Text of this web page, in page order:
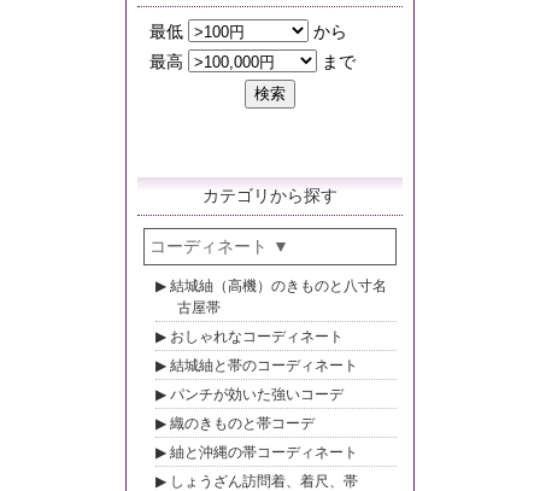
カテゴリから探す
コーディネート
結城紬（高機）のきものと八寸名
古屋帯
おしゃれなコーディネート
結城紬と帯のコーディネート
パンチが効いた強いコーデ
織のきものと帯コーデ
紬と沖縄の帯コーディネート
しょうざん訪問着、着尺、帯